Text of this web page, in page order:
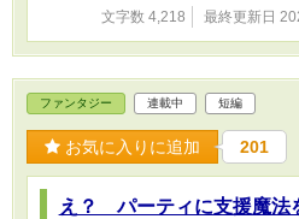
文字数 4,218 最終更新日
ファンタジー 連載中 短編
お気に入りに追加 201
え？ パーティに支援魔法